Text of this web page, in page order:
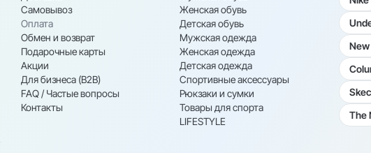
Самовывоз
Оплата
Обмен и возврат
Подарочные карты
Акции
Для бизнеса (B2B)
FAQ / Частые вопросы
Контакты
Женская обувь
Детская обувь
Мужская одежда
Женская одежда
Детская одежда
Спортивные аксессуары
Рюкзаки и сумки
Товары для спорта
LIFESTYLE
The